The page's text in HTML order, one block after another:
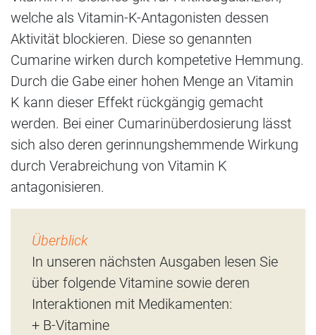
welche als Vitamin-K-Antagonisten dessen
Aktivität blockieren. Diese so genannten
Cumarine wirken durch kompetetive Hemmung.
Durch die Gabe einer hohen Menge an Vitamin
K kann dieser Effekt rückgängig gemacht
werden. Bei einer Cumarinüberdosierung lässt
sich also deren gerinnungshemmende Wirkung
durch Verabreichung von Vitamin K
antagonisieren.
Überblick
In unseren nächsten Ausgaben lesen Sie
über folgende Vitamine sowie deren
Interaktionen mit Medikamenten:
+ B-Vitamine